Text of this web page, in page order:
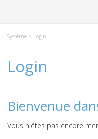
Système > Login
Login
Bienvenue
Vous n'êtes pas encore